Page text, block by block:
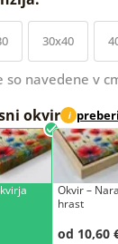
30x40
so navedene v
okvir i
Okvir –
hrast
od 10,60